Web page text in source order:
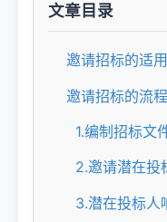
文章目录
邀请招标的适
邀请招标的流程
1.编制招标文
2.邀请潜在投
3.潜在投标人